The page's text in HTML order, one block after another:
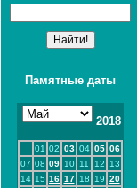
Памятные даты
2018
01 02 03 04 05 06
07 08 09 10 11 12
13
14 15 16 17 18 19 20